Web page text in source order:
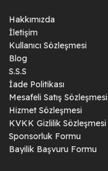
Hakkımızda
İletişim
Kullanıcı Sözleşmesi
Blog
S.S.S
İade Politikası
Mesafeli Satış Sözleşmesi
Hizmet Sözleşmesi
KVKK Gizlilik Sözleşmesi
Sponsorluk Formu
Bayilik Başvuru Formu